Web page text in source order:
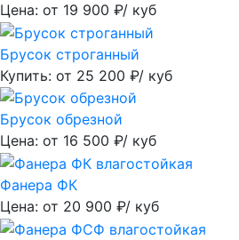
Цена: от 19 900 ₽/ куб
Брусок строганный
Купить: от 25 200 ₽/ куб
Брусок обрезной
Цена: от 16 500 ₽/ куб
Фанера ФК
Цена: от 20 900 ₽/ куб